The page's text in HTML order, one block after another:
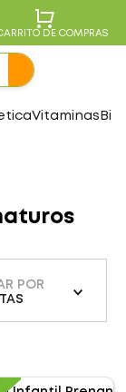
DE COMPRAS
Vitaminas
POR